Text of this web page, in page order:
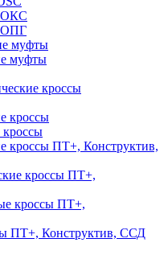
муфты
муфты
кроссы
кроссы
кроссы
кроссы ПТ+, Конструктив,
кроссы ПТ+,
кроссы ПТ+,
ПТ+, Конструктив, ССД